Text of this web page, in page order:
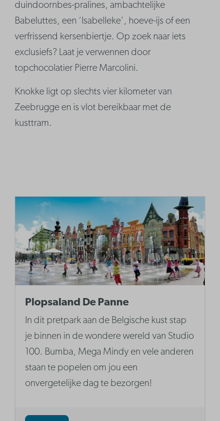
duindoornbes-pralines, ambachtelijke
Babeluttes, een ‘Isabelleke’, hoeve-ijs of een
verfrissend kersenbiertje. Op zoek naar iets
exclusiefs? Laat je verwennen door
topchocolatier Pierre Marcolini.
Knokke ligt op slechts vier kilometer van
Zeebrugge en is vlot bereikbaar met de
kusttram.
Plopsaland De Panne
In dit pretpark aan de Belgische kust stap
je binnen in de wondere wereld van Studio
100. Bumba, Mega Mindy en vele anderen
staan te popelen om jou een
onvergetelijke dag te bezorgen!